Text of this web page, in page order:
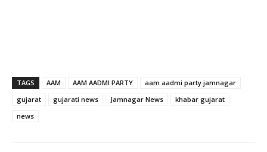
TAGS AAM AAM AADMI PARTY
aam aadmi party jamnagar
gujarat
gujarati news Jamnagar News
khabar gujarat
news